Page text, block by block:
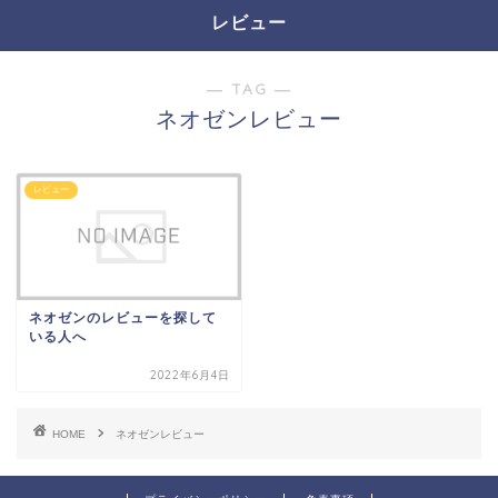
レビュー
― TAG ―
ネオゼンレビュー
レビュー
ネオゼンのレビューを探して
いる人へ
2022年6月4日
HOME ネオゼンレビュー